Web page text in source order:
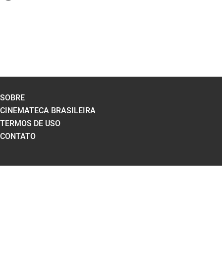
SOBRE
CINEMATECA BRASILEIRA
TERMOS DE USO
CONTATO